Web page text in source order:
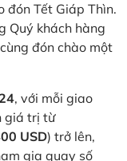
đón Tết Giáp Thìn.
Quý khách hàng
đón chào một
, với mỗi giao
giá trị từ
USD) trở lên,
gia quay số